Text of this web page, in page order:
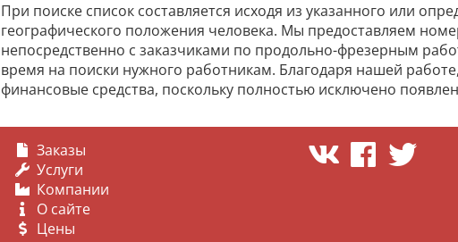
При поиске список составляется исходя из указанного или
географического положения человека. Мы предоставляем
непосредственно с заказчиками по продольно-фрезерным
время на поиски нужного работникам. Благодаря нашей
финансовые средства, поскольку полностью исключено
Заказы
Услуги
Компании
О сайте
Цены